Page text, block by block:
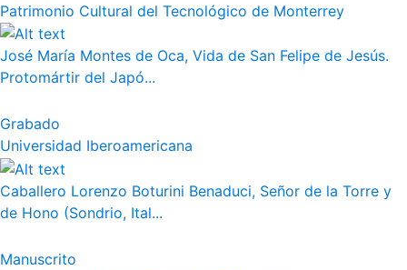
Patrimonio Cultural del Tecnológico de Monterrey
José María Montes de Oca, Vida de San Felipe de Jesús.
Protomártir del Japó...
Grabado
Universidad Iberoamericana
Caballero Lorenzo Boturini Benaduci, Señor de la Torre y
de Hono (Sondrio, Ital...
Manuscrito